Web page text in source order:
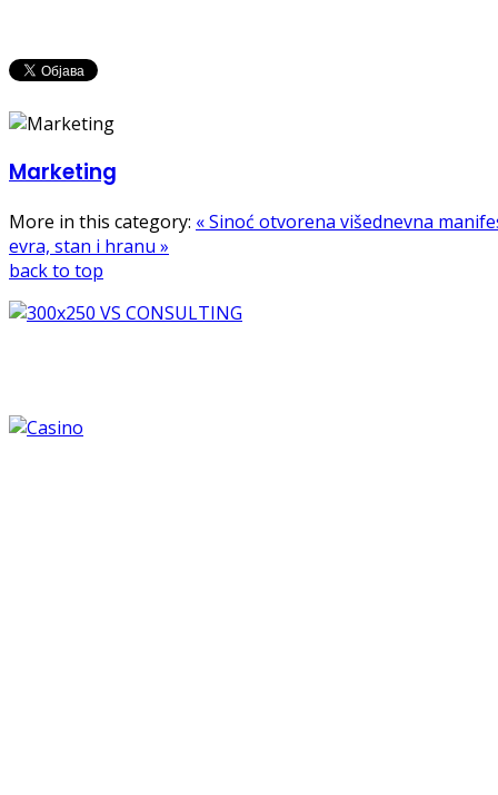
Marketing
More in this category: « Sinoć otvorena višednevna
evra, stan i hranu »
back to top